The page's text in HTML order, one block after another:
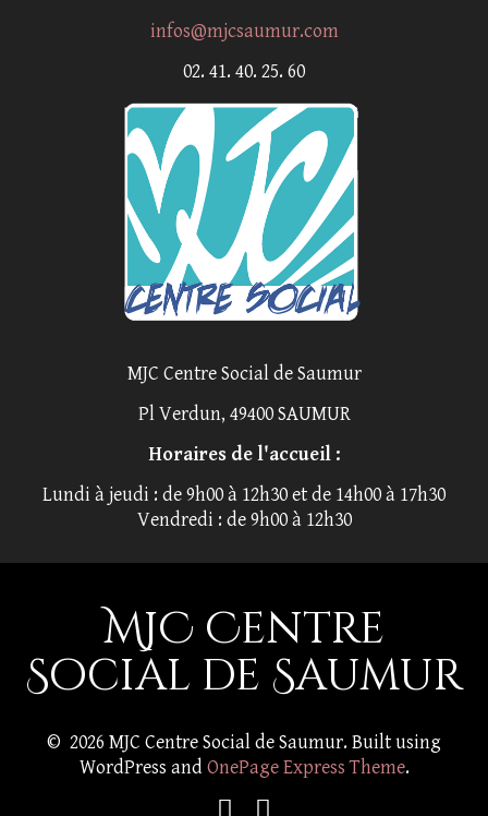
infos@mjcsaumur.com
02. 41. 40. 25. 60
MJC Centre Social de Saumur
Pl Verdun, 49400 SAUMUR
Horaires de l'accueil :
Lundi à jeudi : de 9h00 à 12h30 et de 14h00 à 17h30
Vendredi : de 9h00 à 12h30
MJC Centre
Social de Saumur
© 2026 MJC Centre Social de Saumur. Built using
WordPress and OnePage Express Theme.